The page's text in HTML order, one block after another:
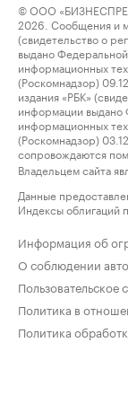
© ООО
2026. Сообщения и
(свидетельство о
выдано
информационных
(Роскомнадзор)
издания «РБК»
информации выдано
информационных
(Роскомнадзор)
сопровождаются
Владельцем сайта
Данные
Индексы облигаций
Информация об
О соблюдении
Пользовательское
Политика в
Политика